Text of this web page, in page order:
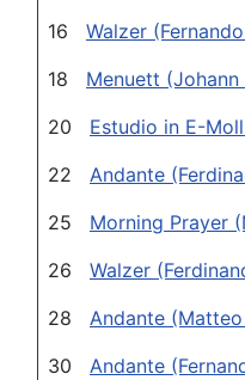
16 Walzer
18 Menuett (Johann
20 Estudio in E-
22 Andante
25 Morning Prayer
26 Walzer
28 Andante
30 Andante